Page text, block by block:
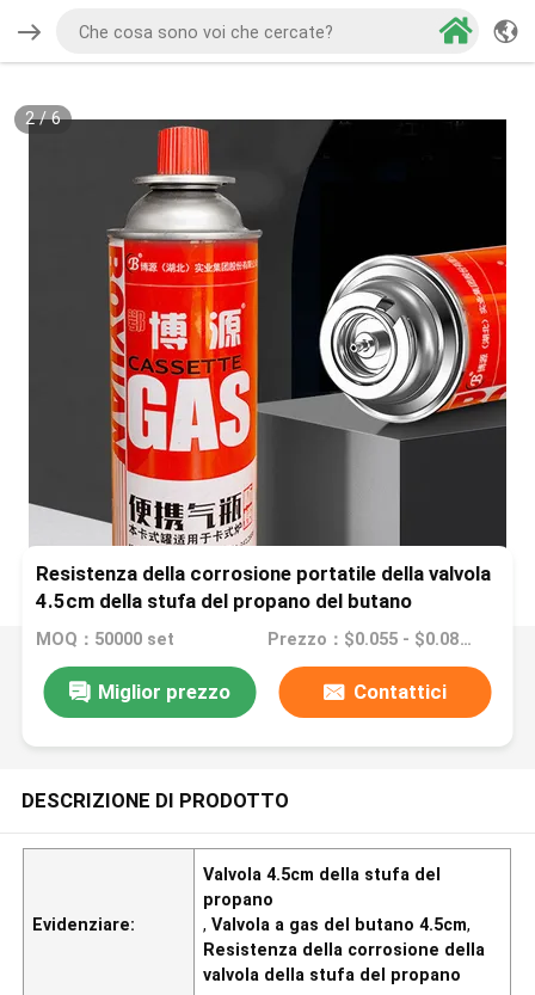
2/6
Resistenza della corrosione portatile della valvola
4.5cm della stufa del propano del butano
MOQ：50000 set Prezzo：$0.055 - $0.08/sets
Miglior prezzo Contattici
DESCRIZIONE DI PRODOTTO
Evidenziare:
Valvola 4.5cm della stufa del
propano
,Valvola a gas del butano 4.5cm,
Resistenza della corrosione della
valvola della stufa del propano